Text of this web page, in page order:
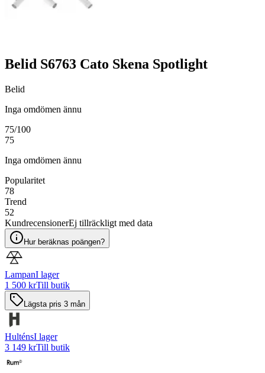
Belid S6763 Cato Skena Spotlight
Belid
Inga omdömen ännu
75/100
75
Inga omdömen ännu
Popularitet
78
Trend
52
KundrecensionerEj tillräckligt med data
Hur beräknas poängen?
LampanI lager
1 500 krTill butik
Lägsta pris 3 mån
HulténsI lager
3 149 krTill butik